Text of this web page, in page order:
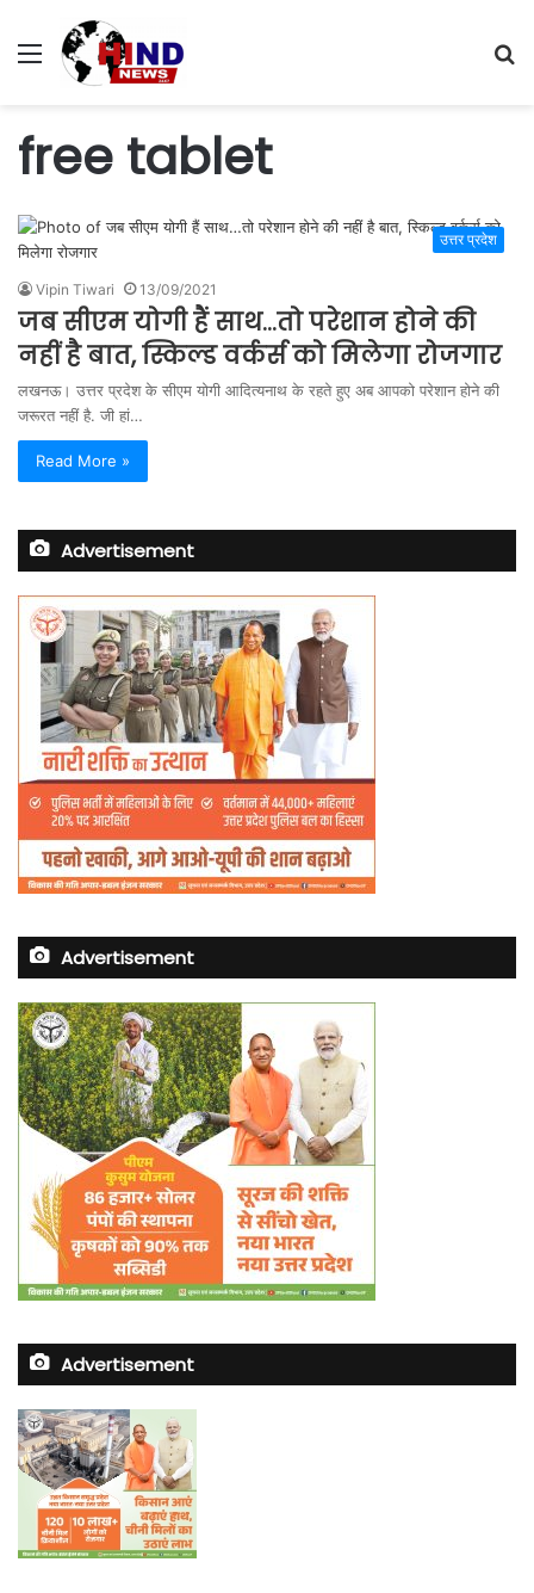
Menu
free tablet
उत्तर प्रदेश
Vipin Tiwari 13/09/2021
जब सीएम योगी हैं साथ…तो परेशान होने की
नहीं है बात, स्किल्ड वर्कर्स को मिलेगा रोजगार
लखनऊ। उत्तर प्रदेश के सीएम योगी आदित्यनाथ के रहते हुए अब आपको परेशान होने की
जरूरत नहीं है. जी हां…
Read More »
Advertisement
Advertisement
Advertisement